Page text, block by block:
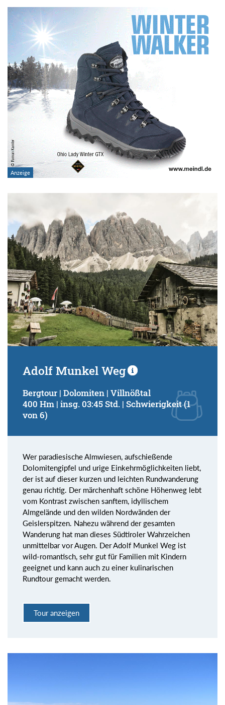
Adolf Munkel Weg
Bergtour | Dolomiten | Villnößtal
400 Hm | insg. 03:45 Std. | Schwierigkeit (1
von 6)
Wer paradiesische Almwiesen, aufschießende
Dolomitengipfel und urige Einkehrmöglichkeiten liebt,
der ist auf dieser kurzen und leichten Rundwanderung
genau richtig. Der märchenhaft schöne Höhenweg lebt
vom Kontrast zwischen sanftem, idyllischem
Almgelände und den wilden Nordwänden der
Geislerspitzen. Nahezu während der gesamten
Wanderung hat man dieses Südtiroler Wahrzeichen
unmittelbar vor Augen. Der Adolf Munkel Weg ist
wild-romantisch, sehr gut für Familien mit Kindern
geeignet und kann auch zu einer kulinarischen
Rundtour gemacht werden.
Tour anzeigen